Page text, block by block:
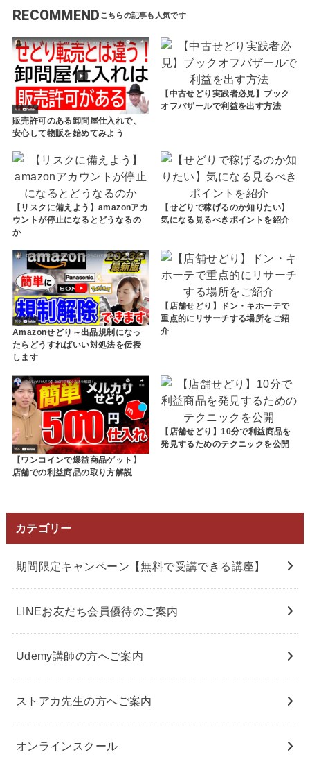
RECOMMEND
販売許可のある卸問屋仕入れで、
安心して物販を始めてみよう
【中古せどり実践者必見】ブック
オフバザールで利益を出す方法
【リスクに備えよう】amazonアカ
ウントが停止になるとどうなるの
か
【せどりで稼げるのか知りたい】
気になる見るべきポイントを紹介
Amazonせどり～出品規制になっ
たらどうすればいい対処法を伝授
します
【店舗せどり】ドン・キホーテで
重点的にリサーチする場所をご紹
介
【ワンコインで爆益商品ゲット】
店舗での利益商品の取り方解説
【店舗せどり】10分で利益商品を
発見するためのテクニックを公開
カテゴリー
期間限定キャンペーン【無料で受講できる講座】
LINEお友だち会員優待のご案内
Udemy講師の方へご案内
ストアカ先生の方へご案内
オンラインスクール